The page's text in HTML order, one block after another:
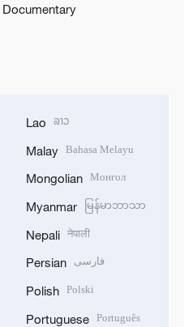
Documentary
Lao ລາວ
Malay Bahasa Melayu
Mongolian Монгол
Myanmar မြန်မာဘာသာ
Nepali नेपाली
Persian فارسی
Polish Polski
Portuguese Português